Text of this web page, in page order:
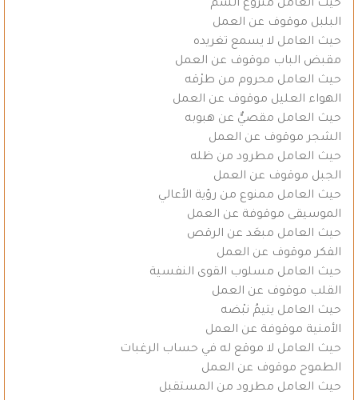
حيث العامل منزوع الشم
البلبل موقوف عن العمل
حيث العامل لا يسمع تغريده
مقبض الباب موقوف عن العمل
حيث العامل محروم من طرْقه
الهواء العليل موقوف عن العمل
حيث العامل مقصيٌّ عن هبوبه
الشجر موقوف عن العمل
حيث العامل مطرود من ظله
الجبل موقوف عن العمل
حيث العامل ممنوع من رؤية الأعالي
الموسيقى موقوفة عن العمل
حيث العامل مبعَد عن الرقص
الفكر موقوف عن العمل
حيث العامل مسلوب القوى النفسية
القلب موقوف عن العمل
حيث العامل يتيمُ نبْضه
الأمنية موقوفة عن العمل
حيث العامل لا موقع له في حساب الرغبات
الطموح موقوف عن العمل
حيث العامل مطرود من المستقبل